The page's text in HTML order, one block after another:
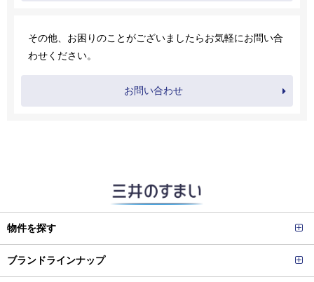
その他、お困りのことがございましたらお気軽にお問い合
わせください。
お問い合わせ
物件を探す
ブランドラインナップ